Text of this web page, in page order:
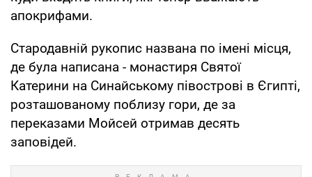
апокрифами.
Стародавній рукопис названа по імені місця,
де була написана - монастиря Святої
Катерини на Синайському півострові в Єгипті,
розташованому поблизу гори, де за
переказами Мойсей отримав десять
заповідей.